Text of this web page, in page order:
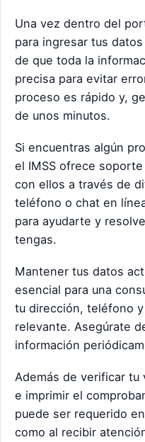
Una vez dentro del
para ingresar tus
de que toda la
precisa para evitar
proceso es rápido y,
de unos minutos.
Si encuentras algún
el IMSS ofrece
con ellos a través de
teléfono o chat en
para ayudarte y
tengas.
Mantener tus datos
esencial para una
tu dirección, teléfono
relevante. Asegúrate
información
Además de verificar
e imprimir el
puede ser requerido
como al recibir